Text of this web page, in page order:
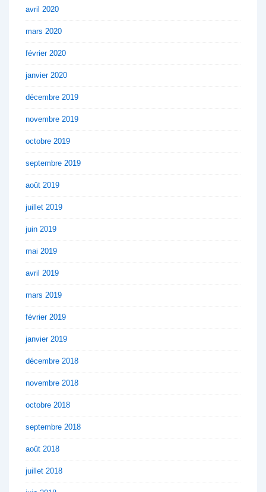
avril 2020
mars 2020
février 2020
janvier 2020
décembre 2019
novembre 2019
octobre 2019
septembre 2019
août 2019
juillet 2019
juin 2019
mai 2019
avril 2019
mars 2019
février 2019
janvier 2019
décembre 2018
novembre 2018
octobre 2018
septembre 2018
août 2018
juillet 2018